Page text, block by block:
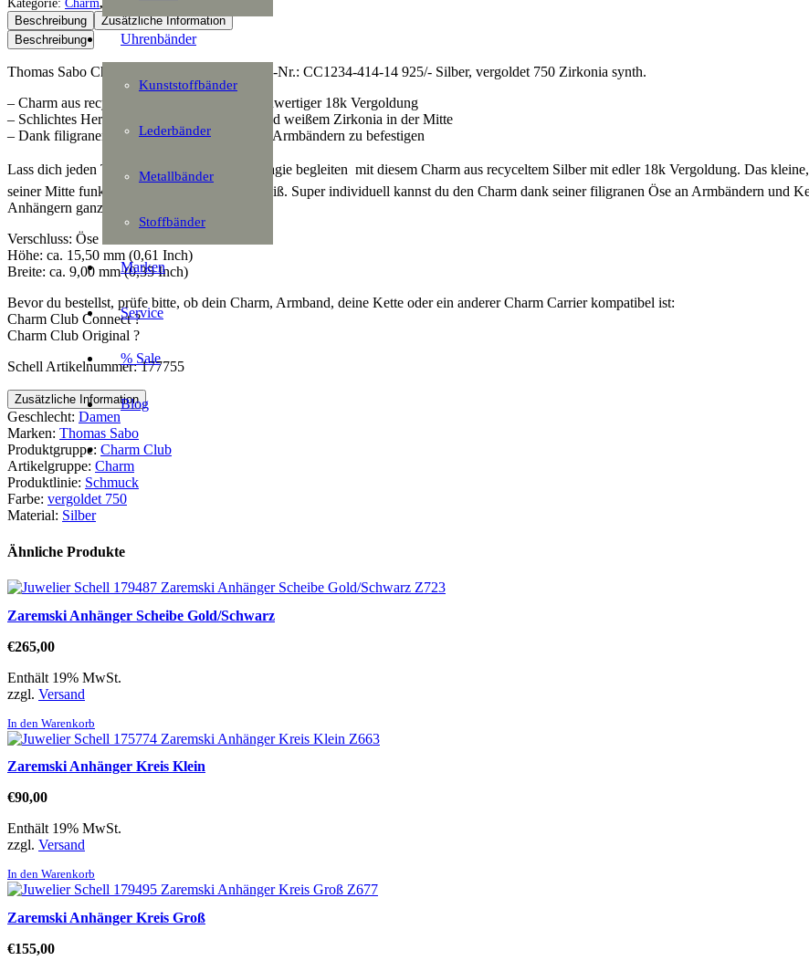
Uhrenbänder
Kunststoffbänder
Lederbänder
Metallbänder
Stoffbänder
Marken
Service
% Sale
Blog
Herz
mit
Sternchen
Menge
Kategorie: Charm, Charm Club,Schmuck
Beschreibung
Zusätzliche Information
Beschreibung
Thomas Sabo Charm Herz mit Sternchen Ref.-Nr.: CC1234-414-14 925/- Silber, vergoldet 750 Zirkonia synth.
– Charm aus recyceltem 925er Silber mit hochwertiger 18k Vergoldung
– Schlichtes Herz mit fein graviertem Stern und weißem Zirkonia in der Mitte
– Dank filigraner Öse mühelos an Ketten und Armbändern zu befestigen
Lass dich jeden Tag von Liebe und Sternenmagie begleiten  mit diesem Charm aus recyceltem Silber mit edler 18k Vergoldung. Das
seiner Mitte funkelt ein kleiner Zirkonia in Weiß. Super individuell kannst du den Charm dank seiner filigranen Öse an Armbändern und
Anhängern ganz nach deinem Geschmack.
Verschluss: Öse
Höhe: ca. 15,50 mm (0,61 Inch)
Breite: ca. 9,00 mm (0,35 Inch)
Bevor du bestellst, prüfe bitte, ob dein Charm, Armband, deine Kette oder ein anderer Charm Carrier kompatibel ist:
Charm Club Connect ?
Charm Club Original ?
Schell Artikelnummer: 177755
Zusätzliche Information
Geschlecht: Damen
Marken: Thomas Sabo
Produktgruppe: Charm Club
Artikelgruppe: Charm
Produktlinie: Schmuck
Farbe: vergoldet 750
Material: Silber
Ähnliche Produkte
Zaremski Anhänger Scheibe Gold/Schwarz
€265,00
Enthält 19% MwSt.
zzgl. Versand
In den Warenkorb
Zaremski Anhänger Kreis Klein
€90,00
Enthält 19% MwSt.
zzgl. Versand
In den Warenkorb
Zaremski Anhänger Kreis Groß
€155,00